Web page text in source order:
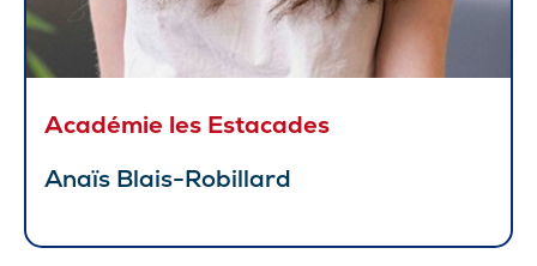
Académie les Estacades
Anaïs Blais-Robillard